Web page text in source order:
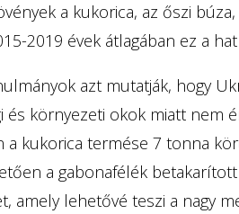
a kukorica, az őszi
2019 évek átlagában ez a
azt mutatják, hogy
és környezeti okok miatt nem
a kukorica termése 7 tonna
a gabonafélék
amely lehetővé teszi a nagy